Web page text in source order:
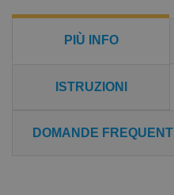
PIÙ INFO
ISTRUZIONI
DOMANDE FREQUENTI